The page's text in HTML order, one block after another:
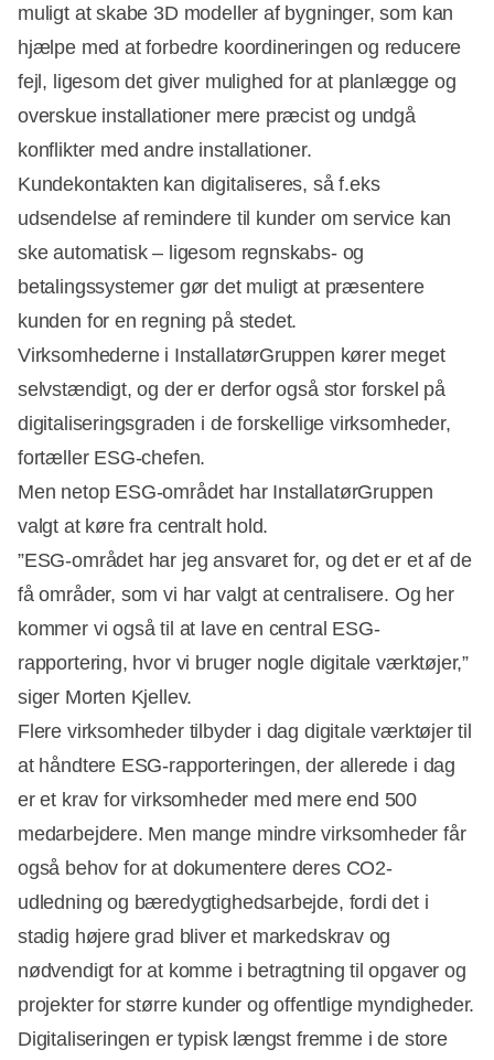
muligt at skabe 3D modeller af bygninger, som kan
hjælpe med at forbedre koordineringen og reducere
fejl, ligesom det giver mulighed for at planlægge og
overskue installationer mere præcist og undgå
konflikter med andre installationer.
Kundekontakten kan digitaliseres, så f.eks
udsendelse af remindere til kunder om service kan
ske automatisk – ligesom regnskabs- og
betalingssystemer gør det muligt at præsentere
kunden for en regning på stedet.
Virksomhederne i InstallatørGruppen kører meget
selvstændigt, og der er derfor også stor forskel på
digitaliseringsgraden i de forskellige virksomheder,
fortæller ESG-chefen.
Men netop ESG-området har InstallatørGruppen
valgt at køre fra centralt hold.
”ESG-området har jeg ansvaret for, og det er et af de
få områder, som vi har valgt at centralisere. Og her
kommer vi også til at lave en central ESG-
rapportering, hvor vi bruger nogle digitale værktøjer,”
siger Morten Kjellev.
Flere virksomheder tilbyder i dag digitale værktøjer til
at håndtere ESG-rapporteringen, der allerede i dag
er et krav for virksomheder med mere end 500
medarbejdere. Men mange mindre virksomheder får
også behov for at dokumentere deres CO2-
udledning og bæredygtighedsarbejde, fordi det i
stadig højere grad bliver et markedskrav og
nødvendigt for at komme i betragtning til opgaver og
projekter for større kunder og offentlige myndigheder.
Digitaliseringen er typisk længst fremme i de store